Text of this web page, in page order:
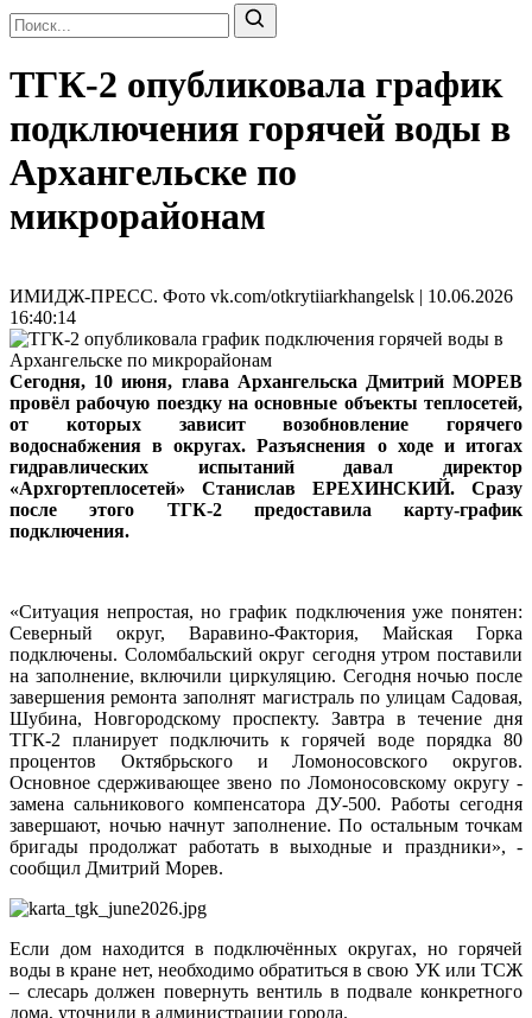
ТГК-2 опубликовала график
подключения горячей воды в
Архангельске по
микрорайонам
ИМИДЖ-ПРЕСС. Фото vk.com/otkrytiiarkhangelsk | 10.06.2026
16:40:14
Сегодня, 10 июня, глава Архангельска Дмитрий МОРЕВ
провёл рабочую поездку на основные объекты теплосетей,
от которых зависит возобновление горячего
водоснабжения в округах. Разъяснения о ходе и итогах
гидравлических испытаний давал директор
«Архгортеплосетей» Станислав ЕРЕХИНСКИЙ. Сразу
после этого ТГК-2 предоставила карту-график
подключения.
«Ситуация непростая, но график подключения уже понятен:
Северный округ, Варавино-Фактория, Майская Горка
подключены. Соломбальский округ сегодня утром поставили
на заполнение, включили циркуляцию. Сегодня ночью после
завершения ремонта заполнят магистраль по улицам Садовая,
Шубина, Новгородскому проспекту. Завтра в течение дня
ТГК-2 планирует подключить к горячей воде порядка 80
процентов Октябрьского и Ломоносовского округов.
Основное сдерживающее звено по Ломоносовскому округу -
замена сальникового компенсатора ДУ-500. Работы сегодня
завершают, ночью начнут заполнение. По остальным точкам
бригады продолжат работать в выходные и праздники», -
сообщил Дмитрий Морев.
Если дом находится в подключённых округах, но горячей
воды в кране нет, необходимо обратиться в свою УК или ТСЖ
– слесарь должен повернуть вентиль в подвале конкретного
дома, уточнили в администрации города.